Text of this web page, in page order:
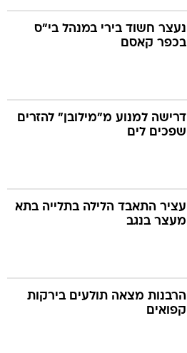
נעצר חשוד בירי במנהל בי"ס
בכפר קאסם
דרישה למנוע מ"מילובן" להזרים
שפכים לים
עציר התאבד הלילה בתלייה בתא
מעצר בנגב
הרבנות מצאה תולעים בירקות
קפואים